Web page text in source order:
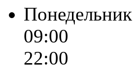
Понедельник
09:00
22:00